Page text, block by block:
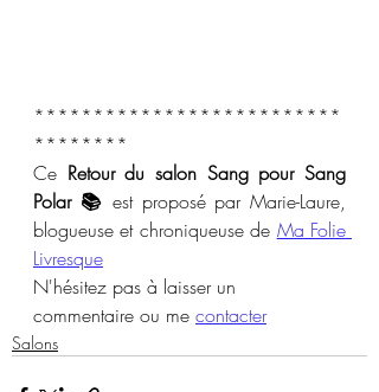
**************************
********
Ce Retour du salon Sang pour Sang
Polar 📚 est proposé par Marie-Laure,
blogueuse et chroniqueuse de Ma Folie
Livresque
N'hésitez pas à laisser un
commentaire ou me contacter
Salons